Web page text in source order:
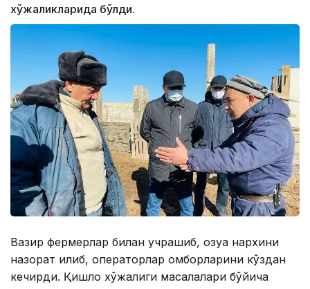
хўжаликларида бўлди.
Вазир фермерлар билан учрашиб, озуқа нархини
назорат қилиб, операторлар омборларини кўздан
кечирди. Қишлоқ хўжалиги масалалари бўйича